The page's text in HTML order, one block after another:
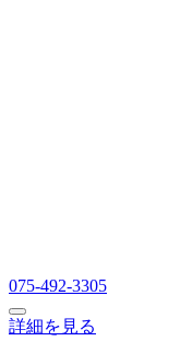
075-492-3305
詳細を見る